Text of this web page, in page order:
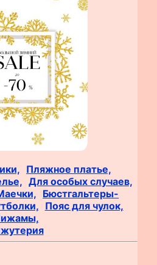
Пляжное платье,
Для особых случаев,
Бюстгальтеры-
Пояс для чулок,